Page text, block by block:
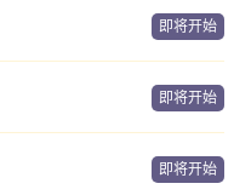
即将开始
即将开始
即将开始